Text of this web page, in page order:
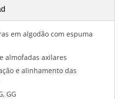
em algodão com espuma
almofadas axilares
e alinhamento das
GG